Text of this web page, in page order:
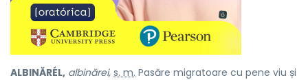
ALBINĂRÉL, albinărei, s. m. Pasăre migratoare cu pene viu și